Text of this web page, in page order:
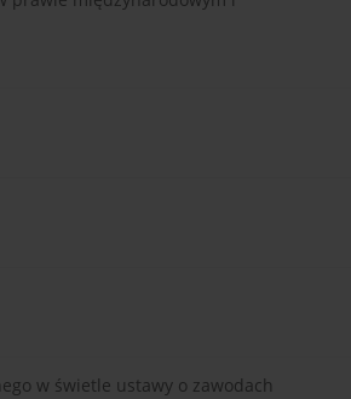
w świetle ustawy o zawodach